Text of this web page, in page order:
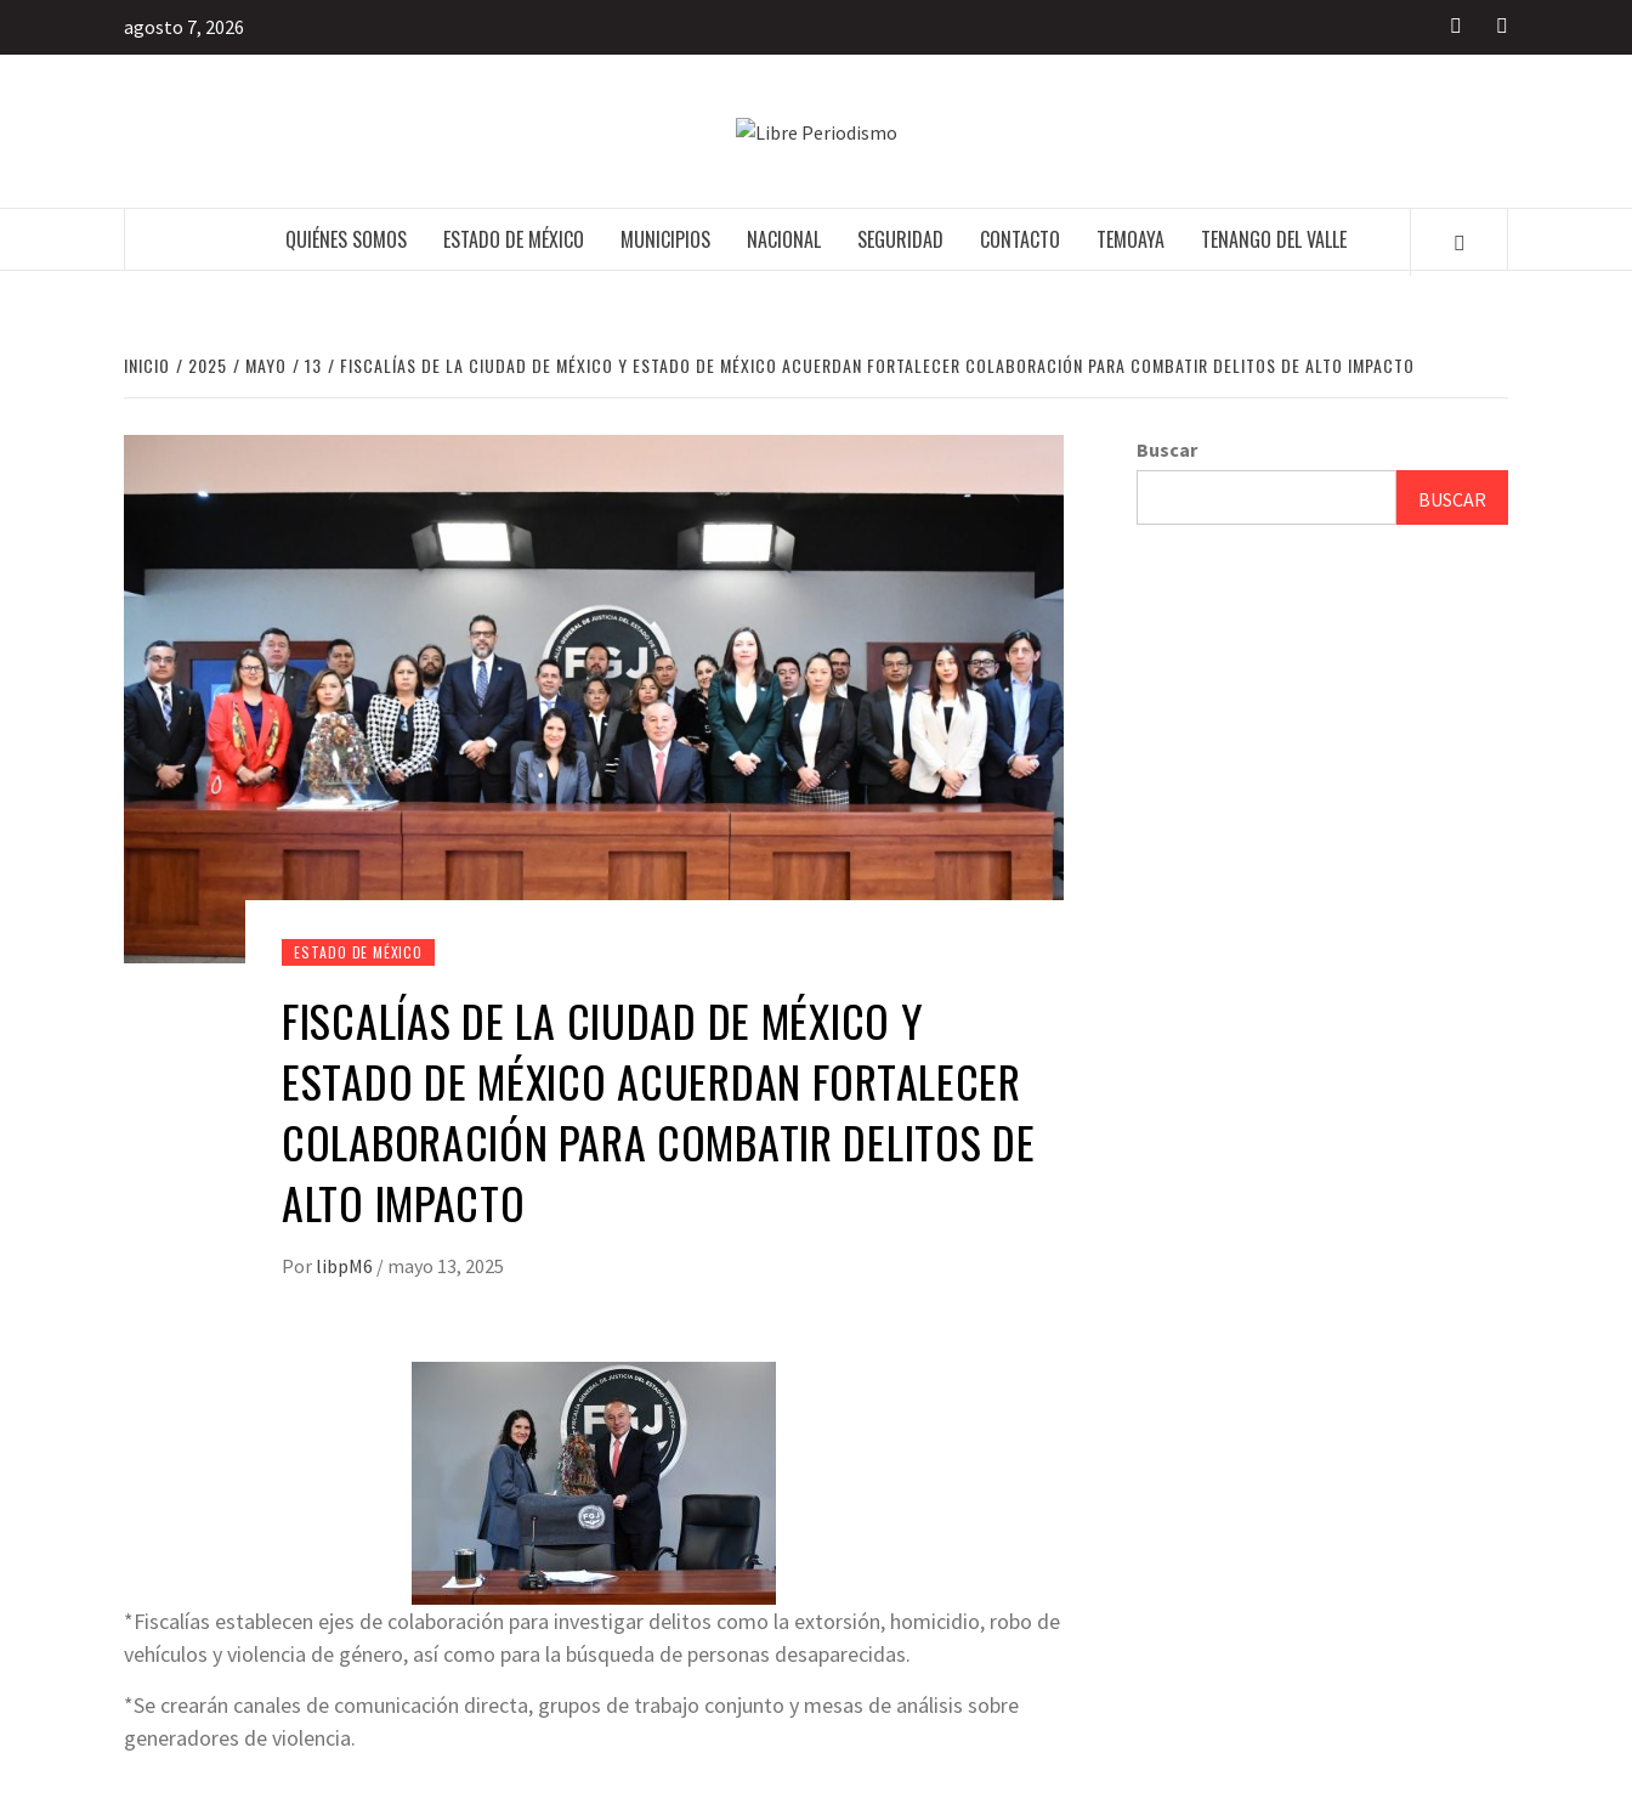
agosto 7, 2026
QUIÉNES SOMOS ESTADO DE MÉXICO MUNICIPIOS NACIONAL SEGURIDAD CONTACTO TEMOAYA TENANGO DEL VALLE
INICIO 2025 MAYO 13 FISCALÍAS DE LA CIUDAD DE MÉXICO Y ESTADO DE MÉXICO ACUERDAN FORTALECER COLABORACIÓN PARA COMBATIR DELITOS DE ALTO IMPACTO
ESTADO DE MÉXICO
FISCALÍAS DE LA CIUDAD DE MÉXICO Y
ESTADO DE MÉXICO ACUERDAN FORTALECER
COLABORACIÓN PARA COMBATIR DELITOS DE
ALTO IMPACTO
Por libpM6 / mayo 13, 2025
*Fiscalías establecen ejes de colaboración para investigar delitos como la extorsión, homicidio, robo de
vehículos y violencia de género, así como para la búsqueda de personas desaparecidas.
*Se crearán canales de comunicación directa, grupos de trabajo conjunto y mesas de análisis sobre
generadores de violencia.
Buscar
BUSCAR